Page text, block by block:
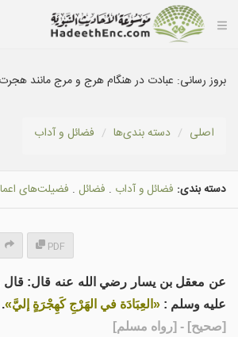
بروز رسانی: عبادت در هنگام هرج و مرج مانند
اصلی دسته بندى‌ها فضائل و آداب
دسته بندی: فضائل و آداب . فضائل . فضيلت‌هاى
PDF
عن معقل بن يسار رضي الله عنه قال: قال
عليه وسلم : «العِبَادَة في الهَرْجِ كَهِجْرَةٍ إليَّ».
[صحيح] - [رواه مسلم]